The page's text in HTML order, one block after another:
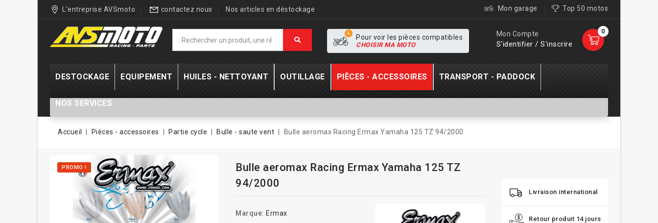
L'entreprise AVSmoto contactez nous Nos articles en déstockage Mon garage Top 50 motos
0
Mon Compte
S'identifier / S'inscrire
Pour voir les pièces compatibles
CHOISIR MA MOTO
DESTOCKAGE EQUIPEMENT HUILES - NETTOYANT OUTILLAGE PIÈCES - ACCESSOIRES TRANSPORT - PADDOCK
NOS SERVICES
Accueil Pièces - accessoires Partie cycle Bulle - saute vent Bulle aeromax Racing Ermax Yamaha 125 TZ 94/2000
PROMO !
Bulle aeromax Racing Ermax Yamaha 125 TZ
94/2000
Marque: Ermax
Livraison international
Retour produit 14 jours